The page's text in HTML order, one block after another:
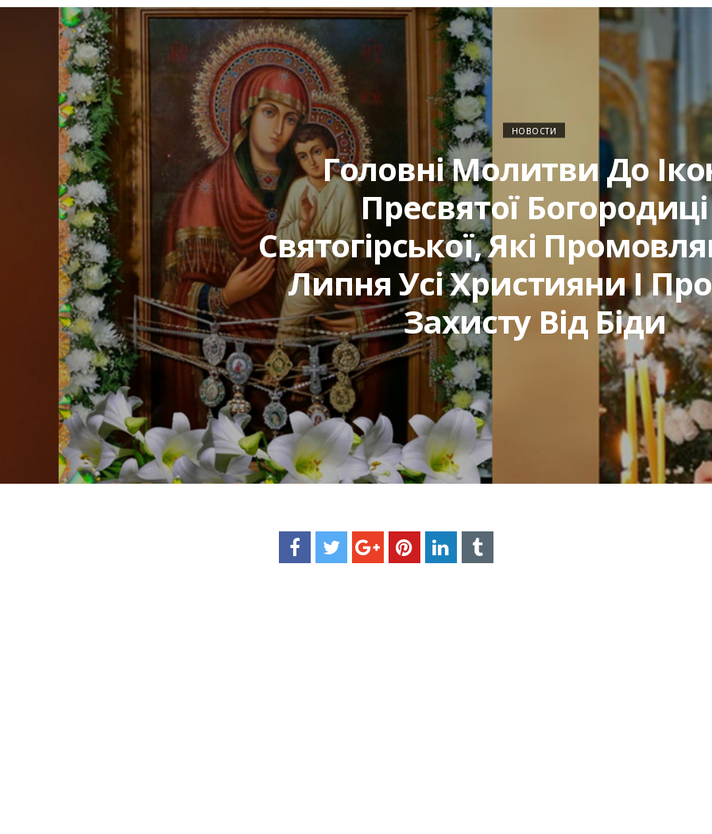
НОВОСТИ
Головні Молитви До
Пресвятої Богородиці
Святогірської, Які
Липня Усі Християни І
Захисту Від Біди